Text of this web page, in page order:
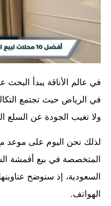
في عالم الأناقة يبدأ البحث
في الرياض حيث تجتمع
ولا تغيب الجودة عن السلع
لذلك نحن اليوم على موعد
المتخصصة في بيع أقمشة
السعودية، إذ سنوضح
الهواتف.